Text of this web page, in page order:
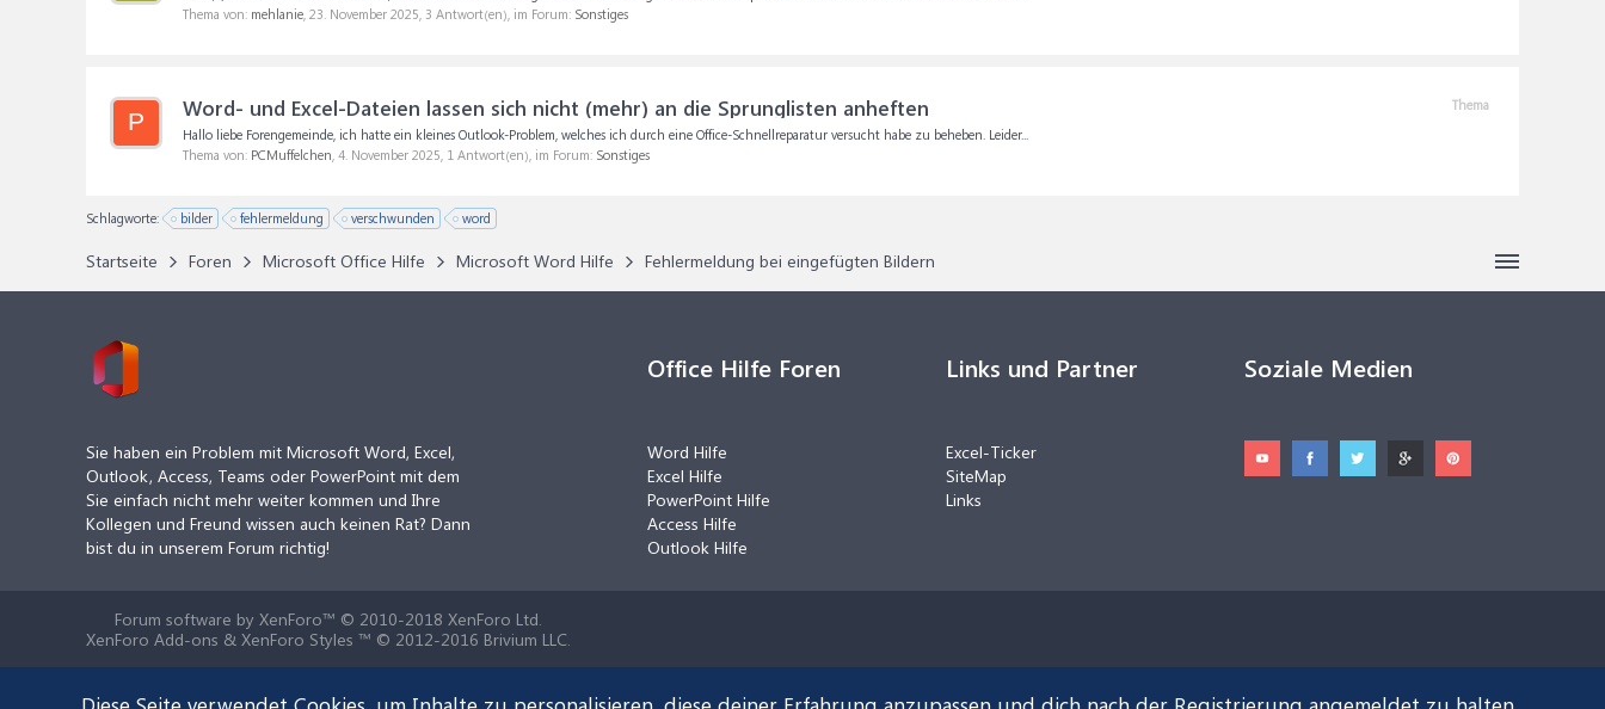
Thema von: mehlanie, 23. November 2025, 3 Antwort(en), im Forum: Sonstiges
P
Thema
Word- und Excel-Dateien lassen sich nicht (mehr) an die Sprunglisten anheften
Hallo liebe Forengemeinde, ich hatte ein kleines Outlook-Problem, welches ich durch eine Office-Schnellreparatur versucht habe zu beheben. Leider...
Thema von: PCMuffelchen, 4. November 2025, 1 Antwort(en), im Forum: Sonstiges
Schlagworte: bilder fehlermeldung verschwunden word
Startseite Foren Microsoft Office Hilfe Microsoft Word Hilfe Fehlermeldung bei eingefügten Bildern
Sie haben ein Problem mit Microsoft Word, Excel,
Outlook, Access, Teams oder PowerPoint mit dem
Sie einfach nicht mehr weiter kommen und Ihre
Kollegen und Freund wissen auch keinen Rat? Dann
bist du in unserem Forum richtig!
Office Hilfe Foren
Word Hilfe
Excel Hilfe
PowerPoint Hilfe
Access Hilfe
Outlook Hilfe
Links und Partner
Excel-Ticker
SiteMap
Links
Soziale Medien
Forum software by XenForo™ © 2010-2018 XenForo Ltd.
XenForo Add-ons & XenForo Styles ™ © 2012-2016 Brivium LLC.